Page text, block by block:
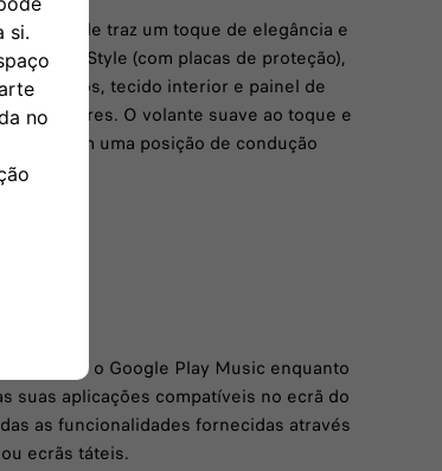
Pack Style traz um toque de elegância e
traseiro Style (com placas de proteção),
tecido interior e painel de
exteriores. O volante suave ao toque e
garantem uma posição de condução
Maps e o Google Play Music enquanto
suas aplicações compatíveis no ecrã do
as funcionalidades fornecidas através
ecrãs táteis.